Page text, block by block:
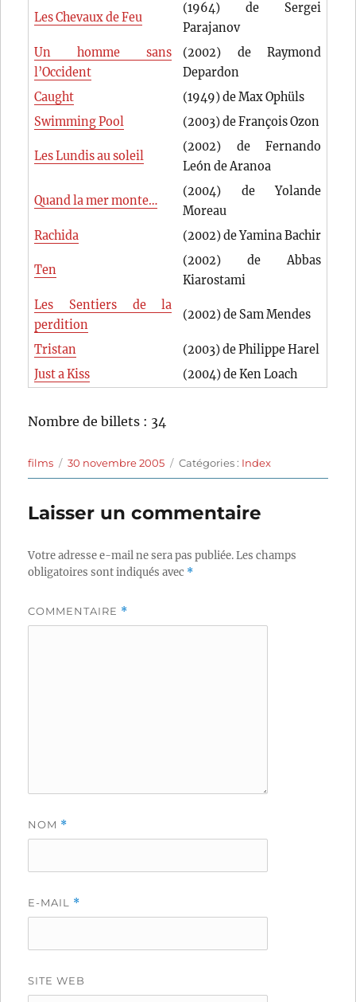
Les Chevaux de Feu
(1964) de Sergei
Parajanov
Un homme sans
l’Occident
(2002) de Raymond
Depardon
Caught
(1949) de Max Ophüls
Swimming Pool
(2003) de François Ozon
Les Lundis au soleil
(2002) de Fernando
León de Aranoa
Quand la mer monte…
(2004) de Yolande
Moreau
Rachida
(2002) de Yamina Bachir
Ten
(2002) de Abbas
Kiarostami
Les Sentiers de la
perdition
(2002) de Sam Mendes
Tristan
(2003) de Philippe Harel
Just a Kiss
(2004) de Ken Loach
Nombre de billets : 34
Auteur
films
Publié
le
30 novembre 2005 Catégories
Catégories : Index
Laisser un commentaire
Votre adresse e-mail ne sera pas publiée.Les champs
obligatoires sont indiqués avec *
COMMENTAIRE *
NOM *
E-MAIL *
SITE WEB